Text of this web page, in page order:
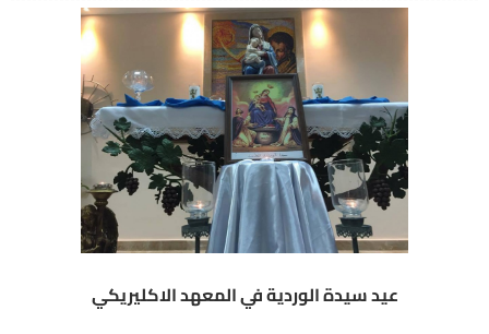
عيد سيدة الوردية في المعهد الاكليريكي